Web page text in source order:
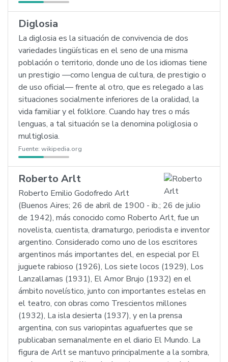
Diglosia
La diglosia es la situación de convivencia de dos
variedades lingüísticas en el seno de una misma
población o territorio, donde uno de los idiomas tiene
un prestigio —como lengua de cultura, de prestigio o
de uso oficial— frente al otro, que es relegado a las
situaciones socialmente inferiores de la oralidad, la
vida familiar y el folklore. Cuando hay tres o más
lenguas, a tal situación se la denomina poliglosia o
multiglosia.
Fuente: wikipedia.org
Roberto Arlt
Roberto Emilio Godofredo Arlt
(Buenos Aires; 26 de abril de 1900 - ib.; 26 de julio
de 1942), más conocido como Roberto Arlt, fue un
novelista, cuentista, dramaturgo, periodista e inventor
argentino. Considerado como uno de los escritores
argentinos más importantes del, en especial por El
juguete rabioso (1926), Los siete locos (1929), Los
Lanzallamas (1931), El Amor Brujo (1932) en el
ámbito novelístico, junto con importantes estelas en
el teatro, con obras como Trescientos millones
(1932), La isla desierta (1937), y en la prensa
argentina, con sus variopintas aguafuertes que se
publicaban semanalmente en el diario El Mundo. La
figura de Arlt se mantuvo principalmente a la sombra,